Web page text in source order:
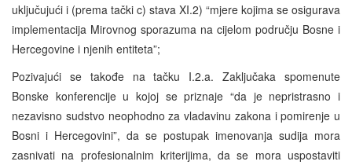
uključujući i (prema tački c) stava XI.2) “mjere kojima se osigurava
implementacija Mirovnog sporazuma na cijelom području Bosne i
Hercegovine i njenih entiteta”;
Pozivajući se takođe na tačku I.2.a. Zaključaka spomenute
Bonske konferencije u kojoj se priznaje “da je nepristrasno i
nezavisno sudstvo neophodno za vladavinu zakona i pomirenje u
Bosni i Hercegovini”, da se postupak imenovanja sudija mora
zasnivati na profesionalnim kriterijima, da se mora uspostaviti